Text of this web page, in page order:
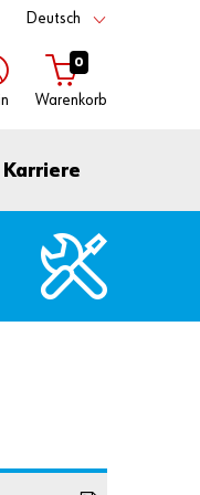
Deutsch
Kundennummer
Kundennummer
0
Warenkorb
Karriere